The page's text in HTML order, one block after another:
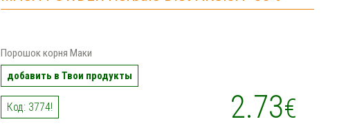
Порошок корня Маки
добавить в Твои продукты
Код: 3774! 2.73€